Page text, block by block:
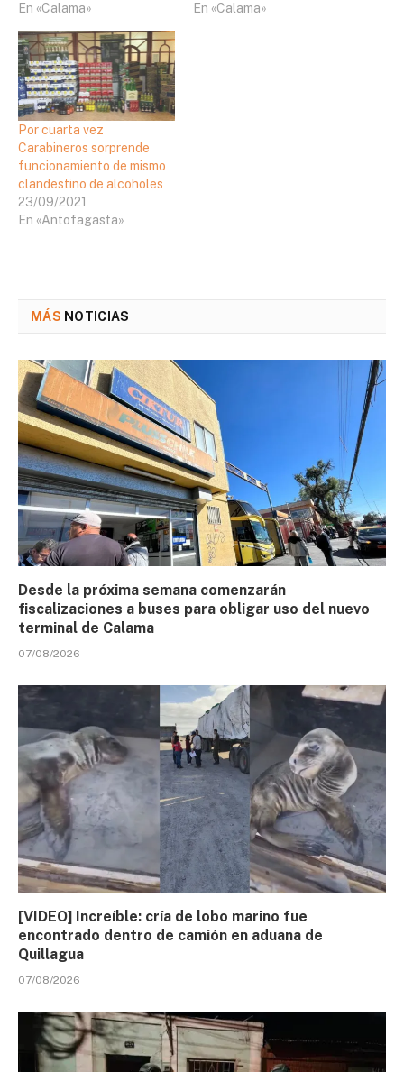
En «Calama» En «Calama»
Por cuarta vez
Carabineros sorprende
funcionamiento de mismo
clandestino de alcoholes
23/09/2021
En «Antofagasta»
MÁS NOTICIAS
Desde la próxima semana comenzarán
fiscalizaciones a buses para obligar uso del nuevo
terminal de Calama
07/08/2026
[VIDEO] Increíble: cría de lobo marino fue
encontrado dentro de camión en aduana de
Quillagua
07/08/2026